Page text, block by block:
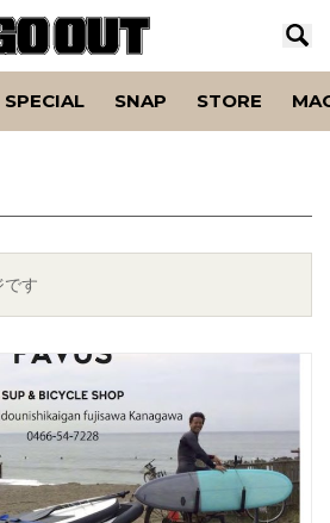
SPECIAL SNAP STORE
です